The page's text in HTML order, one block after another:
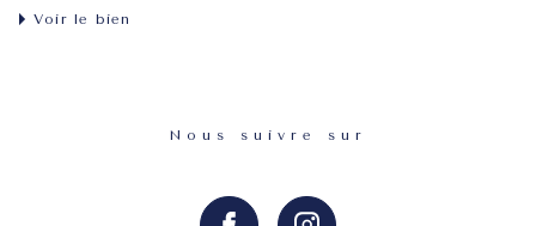
Voir le bien
Nous suivre sur